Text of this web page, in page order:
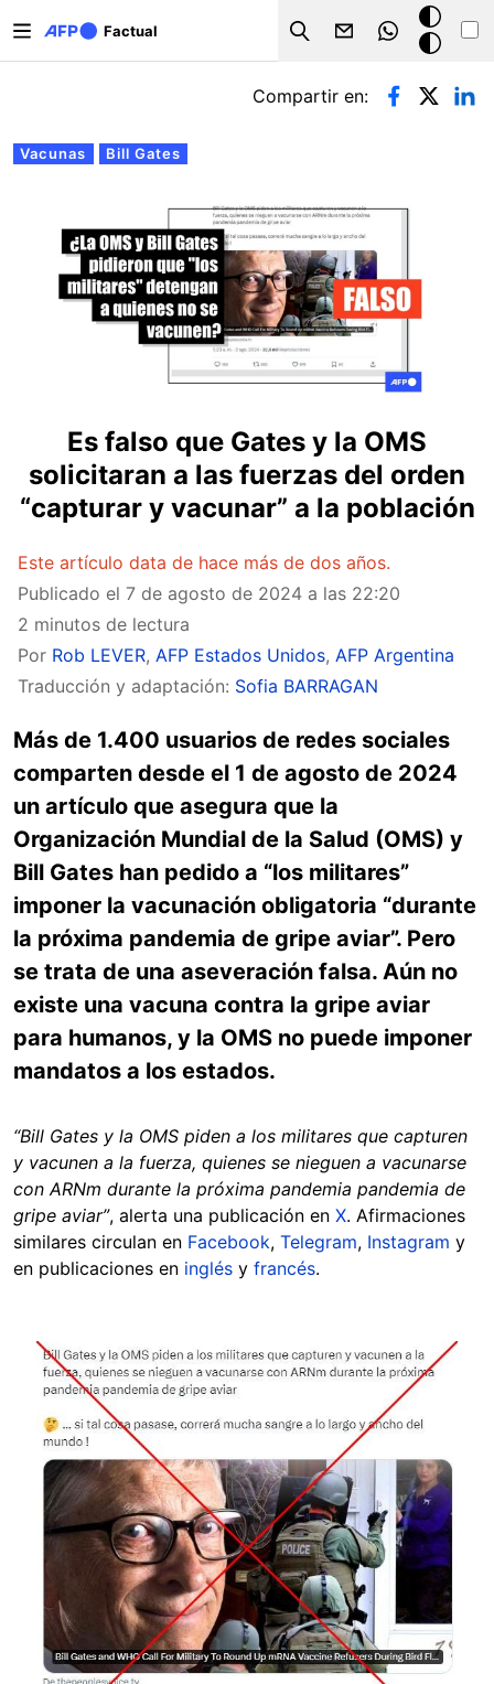
Factual
Search
Modo
oscuro
Solapas principales
Vacunas Bill Gates
Compartir en:
Es falso que Gates y la OMS
solicitaran a las fuerzas del orden
“capturar y vacunar” a la población
Este artículo data de hace más de dos años.
Publicado el 7 de agosto de 2024 a las 22:20
2 minutos de lectura
Por Rob LEVER, AFP Estados Unidos, AFP Argentina
Traducción y adaptación: Sofia BARRAGAN
Más de 1.400 usuarios de redes sociales
comparten desde el 1 de agosto de 2024
un artículo que asegura que la
Organización Mundial de la Salud (OMS) y
Bill Gates han pedido a “los militares”
imponer la vacunación obligatoria “durante
la próxima pandemia de gripe aviar”. Pero
se trata de una aseveración falsa. Aún no
existe una vacuna contra la gripe aviar
para humanos, y la OMS no puede imponer
mandatos a los estados.
“Bill Gates y la OMS piden a los militares que capturen
y vacunen a la fuerza, quienes se nieguen a vacunarse
con ARNm durante la próxima pandemia pandemia de
gripe aviar”, alerta una publicación en X. Afirmaciones
similares circulan en Facebook, Telegram, Instagram y
en publicaciones en inglés y francés.
Image